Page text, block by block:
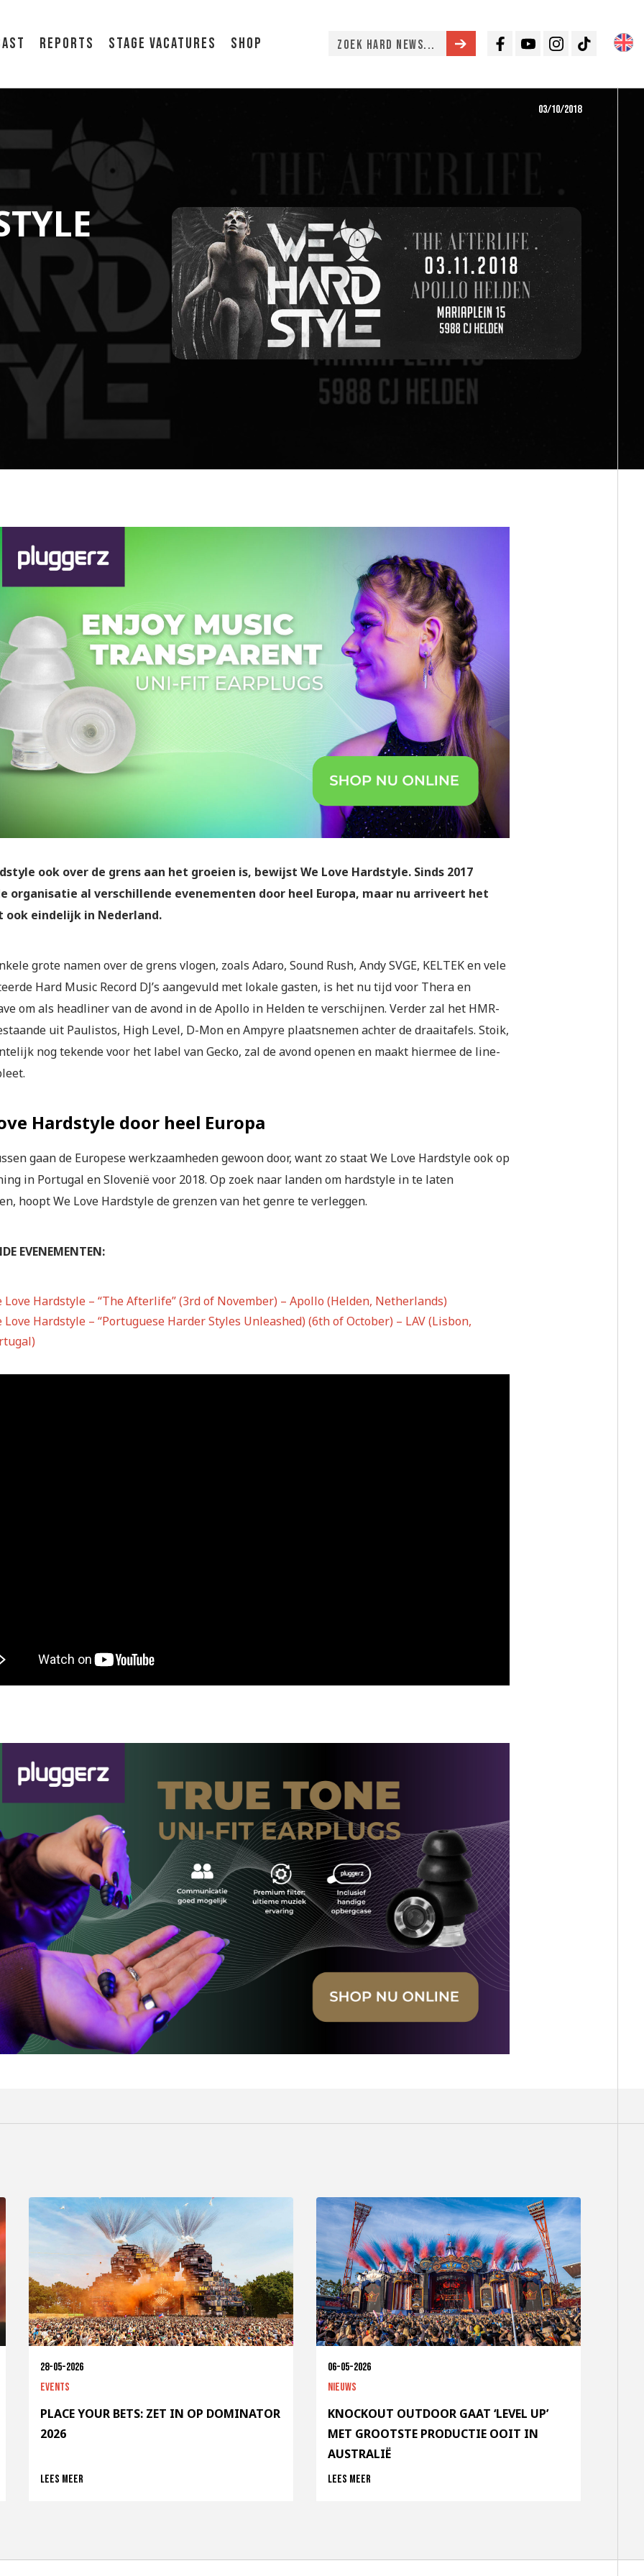
Reports Stage vacatures Shop
Facebook
YoutubeInstagramTikTok
03/10/2018
ook over de grens aan het groeien is, bewijst We Love Hardstyle. Sinds 2017
organisatie al verschillende evenementen door heel Europa, maar nu arriveert het
ook eindelijk in Nederland.
grote namen over de grens vlogen, zoals Adaro, Sound Rush, Andy SVGE, KELTEK en vele
Hard Music Record DJ’s aangevuld met lokale gasten, is het nu tijd voor Thera en
om als headliner van de avond in de Apollo in Helden te verschijnen. Verder zal het HMR-
uit Paulistos, High Level, D-Mon en Ampyre plaatsnemen achter de draaitafels. Stoik,
nog tekende voor het label van Gecko, zal de avond openen en maakt hiermee de line-
Hardstyle door heel Europa
gaan de Europese werkzaamheden gewoon door, want zo staat We Love Hardstyle ook op
in Portugal en Slovenië voor 2018. Op zoek naar landen om hardstyle in te laten
hoopt We Love Hardstyle de grenzen van het genre te verleggen.
EVENEMENTEN:
Love Hardstyle – “The Afterlife” (3rd of November) – Apollo (Helden, Netherlands)
Love Hardstyle – “Portuguese Harder Styles Unleashed) (6th of October) – LAV (Lisbon,
28-05-2026
Events
PLACE YOUR BETS: ZET IN OP DOMINATOR
2026
Lees meer
06-05-2026
Nieuws
KNOCKOUT OUTDOOR GAAT ‘LEVEL UP’
MET GROOTSTE PRODUCTIE OOIT IN
AUSTRALIË
Lees meer